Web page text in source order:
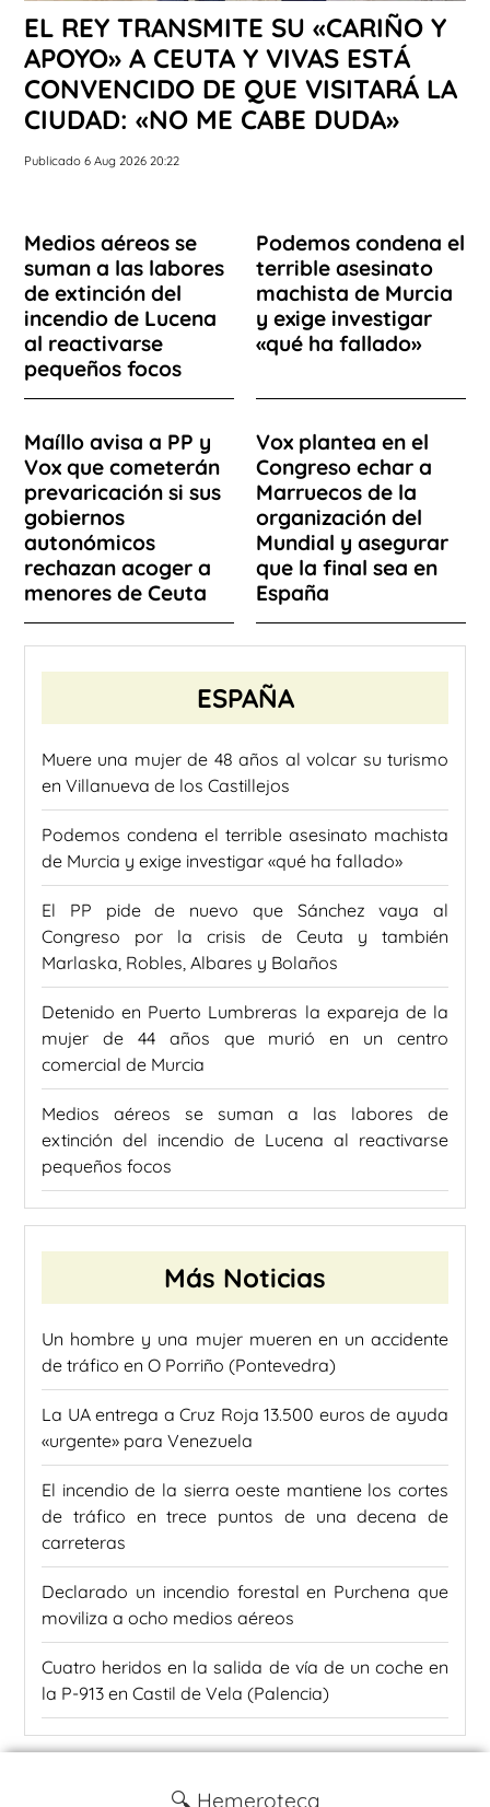
EL REY TRANSMITE SU «CARIÑO Y
APOYO» A CEUTA Y VIVAS ESTÁ
CONVENCIDO DE QUE VISITARÁ LA
CIUDAD: «NO ME CABE DUDA»
Publicado 6 Aug 2026 20:22
Medios aéreos se
suman a las labores
de extinción del
incendio de Lucena
al reactivarse
pequeños focos
Podemos condena el
terrible asesinato
machista de Murcia
y exige investigar
«qué ha fallado»
Maíllo avisa a PP y
Vox que cometerán
prevaricación si sus
gobiernos
autonómicos
rechazan acoger a
menores de Ceuta
Vox plantea en el
Congreso echar a
Marruecos de la
organización del
Mundial y asegurar
que la final sea en
España
ESPAÑA
Muere una mujer de 48 años al volcar su turismo
en Villanueva de los Castillejos
Podemos condena el terrible asesinato machista
de Murcia y exige investigar «qué ha fallado»
El PP pide de nuevo que Sánchez vaya al
Congreso por la crisis de Ceuta y también
Marlaska, Robles, Albares y Bolaños
Detenido en Puerto Lumbreras la expareja de la
mujer de 44 años que murió en un centro
comercial de Murcia
Medios aéreos se suman a las labores de
extinción del incendio de Lucena al reactivarse
pequeños focos
Más Noticias
Un hombre y una mujer mueren en un accidente
de tráfico en O Porriño (Pontevedra)
La UA entrega a Cruz Roja 13.500 euros de ayuda
«urgente» para Venezuela
El incendio de la sierra oeste mantiene los cortes
de tráfico en trece puntos de una decena de
carreteras
Declarado un incendio forestal en Purchena que
moviliza a ocho medios aéreos
Cuatro heridos en la salida de vía de un coche en
la P-913 en Castil de Vela (Palencia)
🔍 Hemeroteca